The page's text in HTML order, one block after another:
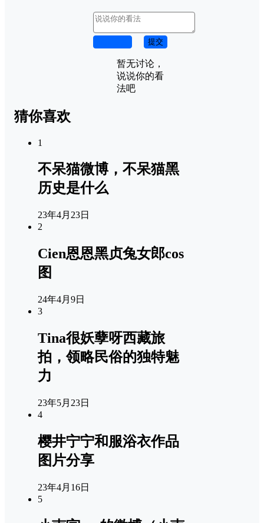
提交
暂无讨论，
说说你的看
法吧
猜你喜欢
1
不呆猫微博，不呆猫黑
历史是什么
23年4月23日
2
Cien恩恩黑贞兔女郎cos
图
24年4月9日
3
Tina很妖孽呀西藏旅
拍，领略民俗的独特魅
力
23年5月23日
4
樱井宁宁和服浴衣作品
图片分享
23年4月16日
5